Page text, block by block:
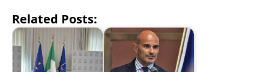
Related Posts: